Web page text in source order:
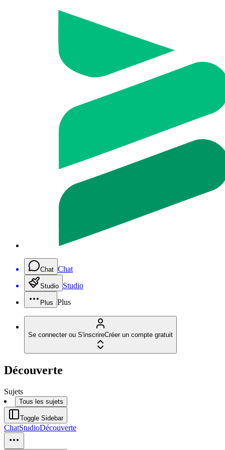
Chat Chat
Studio Studio
Plus Plus
Se connecter ou S'inscrireCréer un compte gratuit
Découverte
Sujets
Tous les sujets
Toggle Sidebar
ChatStudioDécouverte